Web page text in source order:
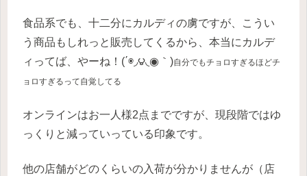
食品系でも、十二分にカルディの虜ですが、こうい
う商品もしれっと販売してくるから、本当にカルデ
ィってば、やーね！(΄◉◞౪◟◉｀)自分でもチョロすぎるほどチ
ョロすぎるって自覚してる
オンラインはお一人様2点までですが、現段階ではゆ
っくりと減っていっている印象です。
他の店舗がどのくらいの入荷が分かりませんが（店